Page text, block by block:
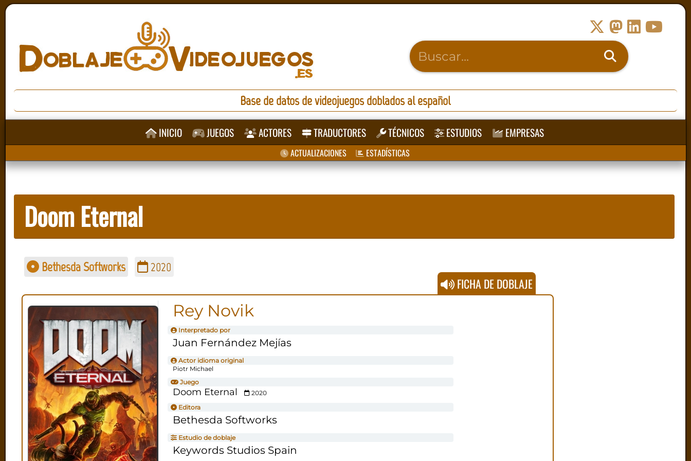
Base de datos de videojuegos doblados al español
INICIO JUEGOS ACTORES TRADUCTORES TÉCNICOS ESTUDIOS EMPRESAS
ACTUALIZACIONES ESTADÍSTICAS
Doom Eternal
Bethesda Softworks 2020
FICHA DE DOBLAJE
Rey Novik
Interpretado por
Juan Fernández Mejías
Actor idioma original
Piotr Michael
Juego
Doom Eternal
2020
Editora
Bethesda Softworks
Estudio de doblaje
Keywords Studios Spain